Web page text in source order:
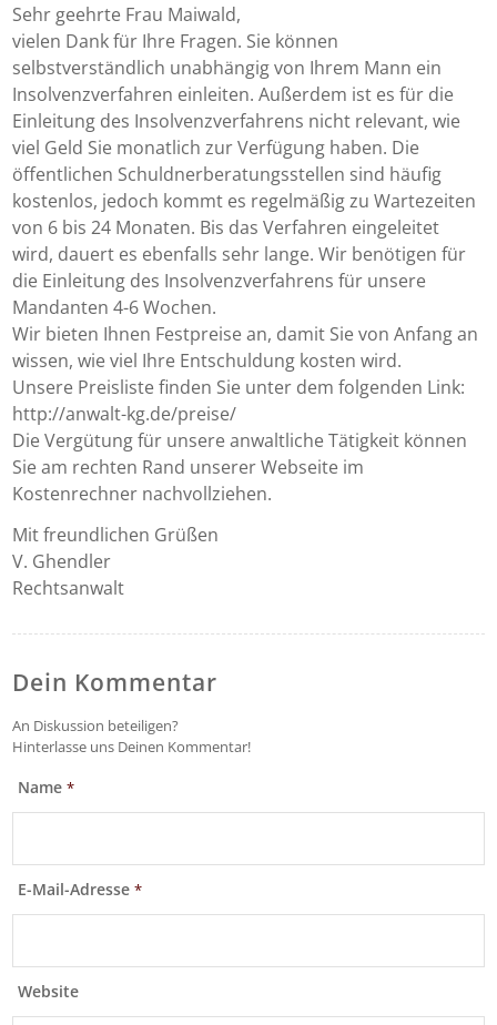
Sehr geehrte Frau Maiwald,
vielen Dank für Ihre Fragen. Sie können
selbstverständlich unabhängig von Ihrem Mann ein
Insolvenzverfahren einleiten. Außerdem ist es für die
Einleitung des Insolvenzverfahrens nicht relevant, wie
viel Geld Sie monatlich zur Verfügung haben. Die
öffentlichen Schuldnerberatungsstellen sind häufig
kostenlos, jedoch kommt es regelmäßig zu Wartezeiten
von 6 bis 24 Monaten. Bis das Verfahren eingeleitet
wird, dauert es ebenfalls sehr lange. Wir benötigen für
die Einleitung des Insolvenzverfahrens für unsere
Mandanten 4-6 Wochen.
Wir bieten Ihnen Festpreise an, damit Sie von Anfang an
wissen, wie viel Ihre Entschuldung kosten wird.
Unsere Preisliste finden Sie unter dem folgenden Link:
http://anwalt-kg.de/preise/
Die Vergütung für unsere anwaltliche Tätigkeit können
Sie am rechten Rand unserer Webseite im
Kostenrechner nachvollziehen.
Mit freundlichen Grüßen
V. Ghendler
Rechtsanwalt
Dein Kommentar
An Diskussion beteiligen?
Hinterlasse uns Deinen Kommentar!
Name*
E-Mail-Adresse*
Website